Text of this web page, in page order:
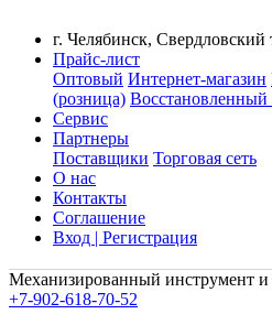
г. Челябинск, Свердловский
Прайс-лист
Оптовый Интернет-магазин
(розница) Восстановленный
Сервис
Партнеры
Поставщики Торговая сеть
О нас
Контакты
Соглашение
Вход | Регистрация
Механизированный инструмент и
+7-902-618-70-52